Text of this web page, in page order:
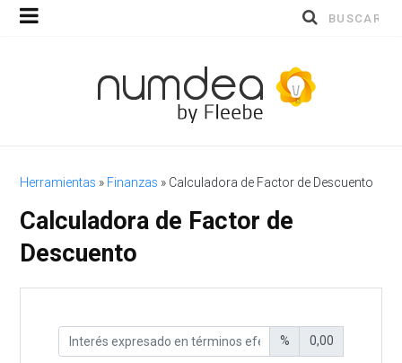
Buscar
Herramientas » Finanzas » Calculadora de Factor de Descuento
Calculadora de Factor de
Descuento
% 0,00